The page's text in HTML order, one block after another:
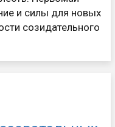
и силы для новых
созидательного